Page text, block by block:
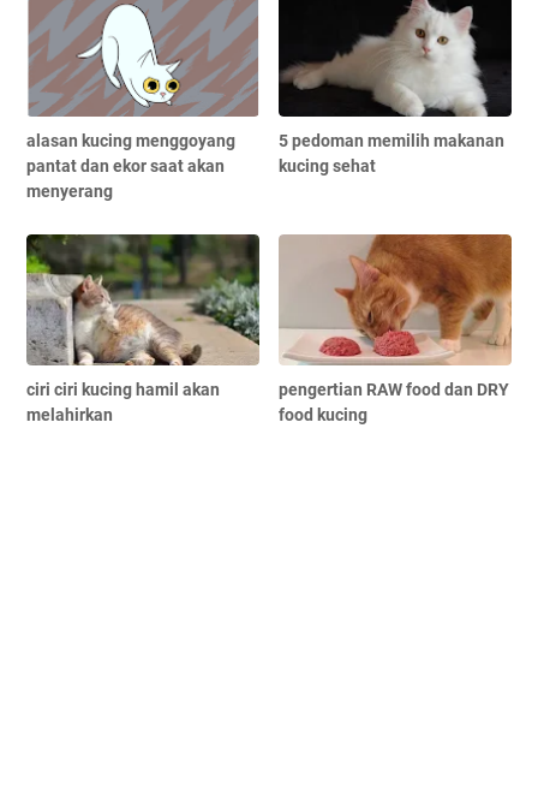
alasan kucing menggoyang
pantat dan ekor saat akan
menyerang
5 pedoman memilih makanan
kucing sehat
ciri ciri kucing hamil akan
melahirkan
pengertian RAW food dan DRY
food kucing